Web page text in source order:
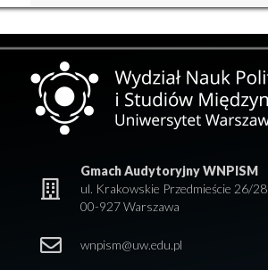
Gmach Audytoryjny WNPISM
ul. Krakowskie Przedmieście 26/28
00-927 Warszawa
wnpism@uw.edu.pl